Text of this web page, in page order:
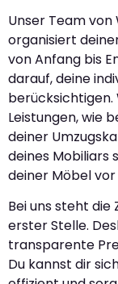
Unser Team
organisiert
von Anfang bis
darauf, deine
Leistungen, wie
deiner
deines Mobiliars
deiner Möbel
Bei uns steht die
erster Stelle.
transparente
Du kannst dir